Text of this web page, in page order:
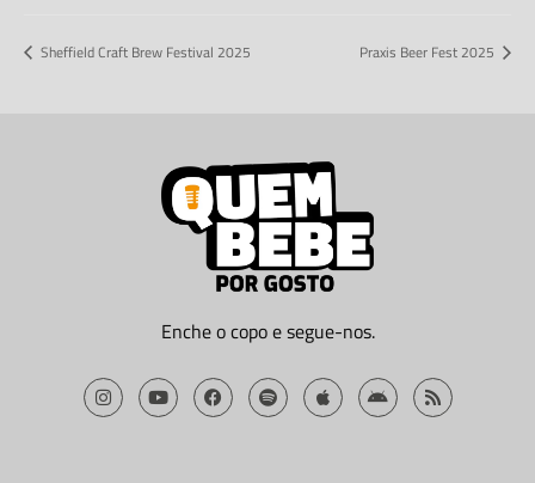
Sheffield Craft Brew Festival 2025 Praxis Beer Fest 2025
Enche o copo e segue-nos.